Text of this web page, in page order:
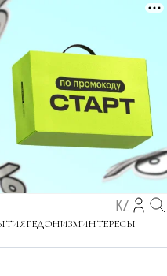
KZ
ГЕДОНИЗМИНТЕРЕСЫ